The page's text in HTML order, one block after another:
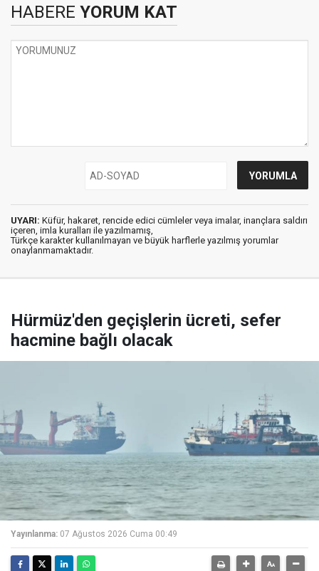
HABERE YORUM KAT
UYARI: Küfür, hakaret, rencide edici cümleler veya imalar, inançlara saldırı
içeren, imla kuralları ile yazılmamış,
Türkçe karakter kullanılmayan ve büyük harflerle yazılmış yorumlar
onaylanmamaktadır.
Hürmüz'den geçişlerin ücreti, sefer
hacmine bağlı olacak
Yayınlanma: 07 Ağustos 2026 Cuma 00:49